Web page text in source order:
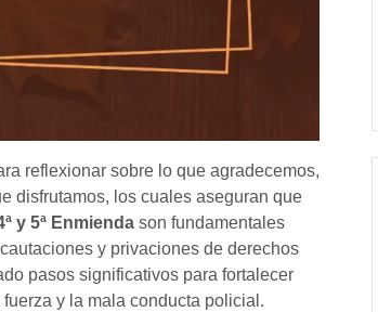
reflexionar sobre lo que agradecemos,
disfrutamos, los cuales aseguran que
y 5ª Enmienda son fundamentales
y privaciones de derechos
pasos significativos para fortalecer
y la mala conducta policial.